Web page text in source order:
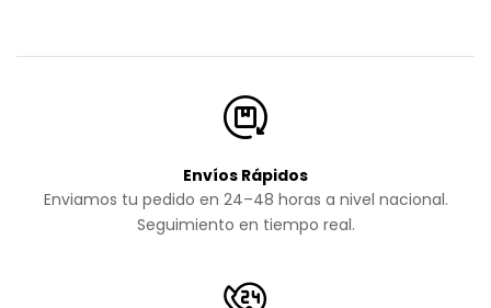
Envíos Rápidos
Enviamos tu pedido en 24–48 horas a nivel nacional.
Seguimiento en tiempo real.